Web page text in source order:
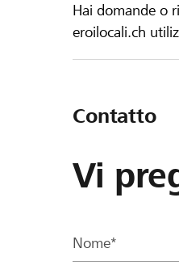
Hai domande o
eroilocali.ch
Contatto
Vi
Nome*